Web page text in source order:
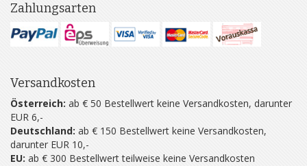
Zahlungsarten
Versandkosten
Österreich: ab € 50 Bestellwert keine Versandkosten, darunter
EUR 6,-
Deutschland: ab € 150 Bestellwert keine Versandkosten,
darunter EUR 10,-
EU: ab € 300 Bestellwert teilweise keine Versandkosten